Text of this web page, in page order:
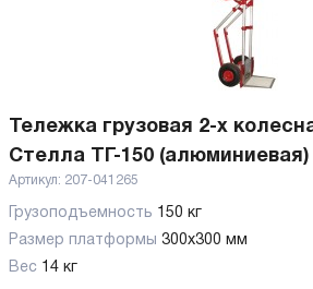
Тележка грузовая 2-х
Стелла ТГ-150 (алюминиевая)
Артикул: 207-041265
Грузоподъемность 150 кг
Размер платформы 300х300 мм
Вес 14 кг